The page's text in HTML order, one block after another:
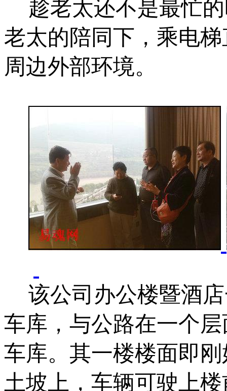
趁老太还不是最忙
老太的陪同下，乘电
周边外部环境。
该公司办公楼暨酒
车库，与公路在一个
车库。其一楼楼面即
土坡上，车辆可驶上